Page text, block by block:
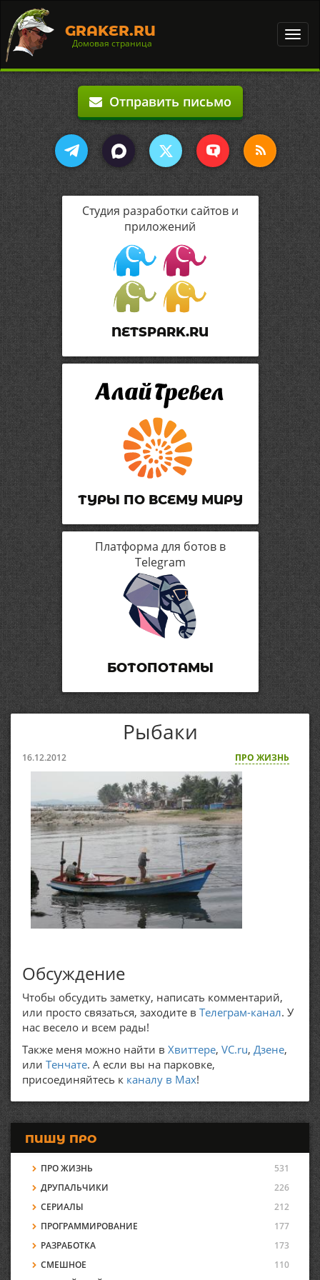
GRAKER.RU
Домовая страница
Отправить письмо
Студия разработки сайтов и
приложений
NETSPARK.RU
ТУРЫ ПО ВСЕМУ МИРУ
Платформа для ботов в
Telegram
БОТОПОТАМЫ
Рыбаки
16.12.2012 ПРО ЖИЗНЬ
Обсуждение
Чтобы обсудить заметку, написать комментарий,
или просто связаться, заходите в Телеграм-канал. У
нас весело и всем рады!
Также меня можно найти в Хвиттере, VC.ru, Дзене,
или Тенчате. А если вы на парковке,
присоединяйтесь к каналу в Max!
ПИШУ ПРО
ПРО ЖИЗНЬ
531
ДРУПАЛЬЧИКИ
226
СЕРИАЛЫ
212
ПРОГРАММИРОВАНИЕ
177
РАЗРАБОТКА
173
СМЕШНОЕ
110